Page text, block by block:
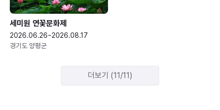
세미원 연꽃문화제
2026.06.26~2026.08.17
경기도 양평군
더보기 (11/11)